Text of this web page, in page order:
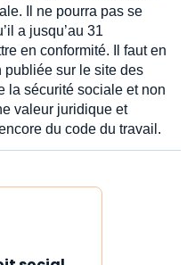
Il ne pourra pas se
a jusqu’au 31
en conformité. Il faut en
publiée sur le site des
la sécurité sociale et non
valeur juridique et
du code du travail.